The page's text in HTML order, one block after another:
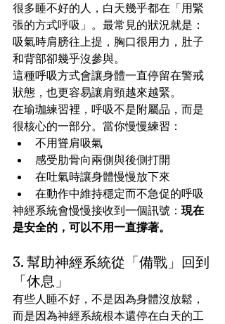
很多睡不好的人，白天幾乎都在「用緊
張的方式呼吸」。最常見的狀況就是：
吸氣時肩膀往上提，胸口很用力，肚子
和背部卻幾乎沒參與。
這種呼吸方式會讓身體一直停留在警戒
狀態，也更容易讓肩頸越來越緊。
在瑜珈練習裡，呼吸不是附屬品，而是
很核心的一部分。當你慢慢練習：
不用聳肩吸氣
感受肋骨向兩側與後側打開
在吐氣時讓身體慢慢放下來
在動作中維持穩定而不急促的呼吸
神經系統會慢慢接收到一個訊號： 現在
是安全的，可以不用一直撐著。
3. 幫助神經系統從「備戰」回到
「休息」
有些人睡不好，不是因為身體沒放鬆，
而是因為神經系統根本還停在白天的工